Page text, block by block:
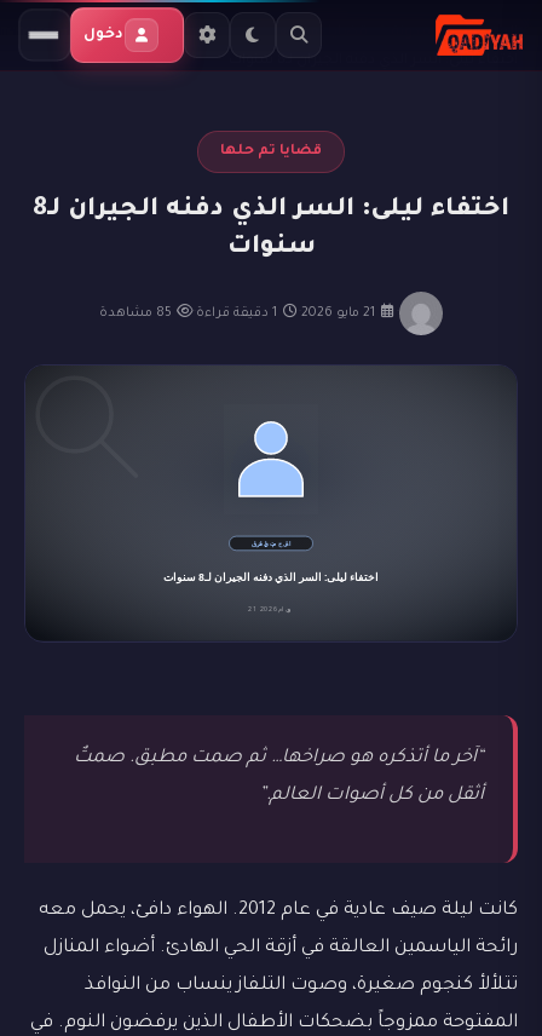
دخول الرئيسية المدونة
قضايا تم حلها
اختفاء ليلى: السر الذي دفنه الجيران لـ8 سنوات
قضايا تم حلها
اختفاء ليلى: السر الذي دفنه الجيران لـ8
سنوات
“آخر ما أتذكره هو صراخها… ثم صمت مطبق. صمتٌ
أثقل من كل أصوات العالم.”
كانت ليلة صيف عادية في عام 2012. الهواء دافئ، يحمل معه
رائحة الياسمين العالقة في أزقة الحي الهادئ. أضواء المنازل
تتلألأ كنجوم صغيرة، وصوت التلفاز ينساب من النوافذ
المفتوحة ممزوجاً بضحكات الأطفال الذين يرفضون النوم. في